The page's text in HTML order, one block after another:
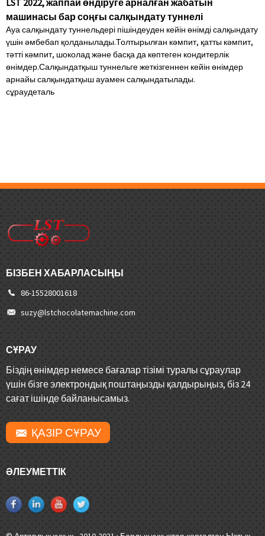
LST 2022, жаппай өндіруге арналған жабатын
машинасы бар соңғы салқындату туннелі
Ауа салқындату туннельдері пішіндеуден кейін өнімді салқындату
үшін әмбебап қолданылады.Толтырылған кәмпит, қатты кәмпит,
тәтті кәмпит, шоколад және басқа да көптеген кондитерлік
өнімдер.Салқындатқыш туннельге жеткізгеннен кейін өнімдер
арнайы салқындатқыш ауамен салқындатылады.
сұраудеталь
БІЗБЕН ХАБАРЛАСЫҢЫ
86-15528001618
suzy@lstchocolatemachine.com
СҰРАУ
Біздің өнімдер немесе бағалар тізімі туралы сұраулар
үшін бізге электрондық поштаңызды қалдырыңыз, біз 24
сағат ішінде байланысамыз.
ҚАЗІР СҰРАУ
ӘЛЕУМЕТТІК